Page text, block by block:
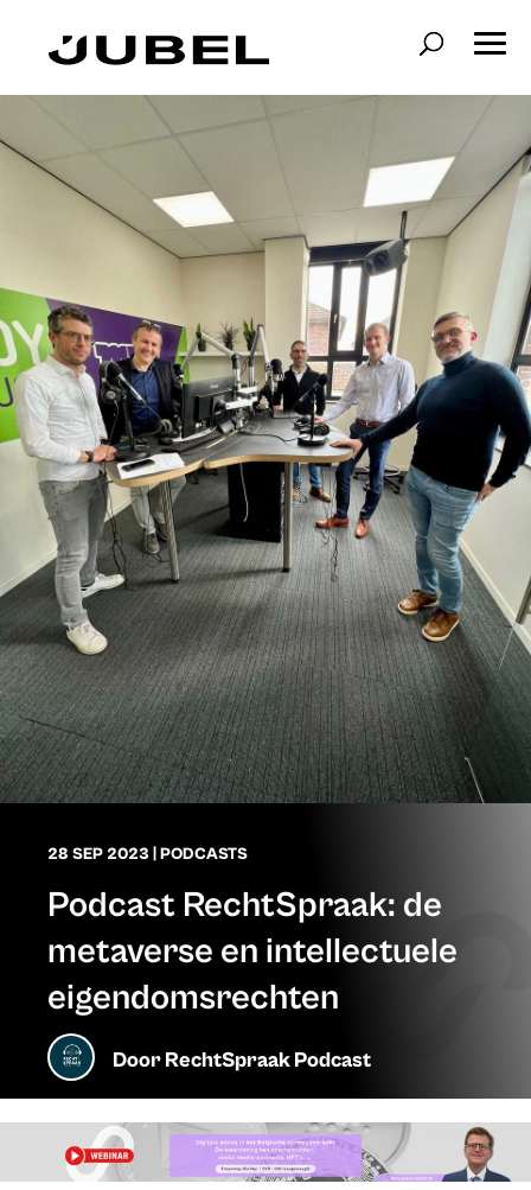
28 SEP 2023 PODCASTS
Podcast RechtSpraak: de
metaverse en intellectuele
eigendomsrechten
DoorRechtSpraak Podcast